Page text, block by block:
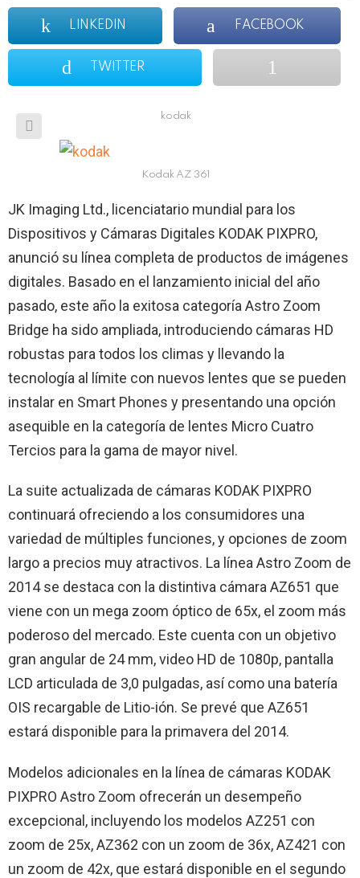
LINKEDIN FACEBOOK
TWITTER
kodak
Kodak AZ 361
JK Imaging Ltd., licenciatario mundial para los
Dispositivos y Cámaras Digitales KODAK PIXPRO,
anunció su línea completa de productos de imágenes
digitales. Basado en el lanzamiento inicial del año
pasado, este año la exitosa categoría Astro Zoom
Bridge ha sido ampliada, introduciendo cámaras HD
robustas para todos los climas y llevando la
tecnología al límite con nuevos lentes que se pueden
instalar en Smart Phones y presentando una opción
asequible en la categoría de lentes Micro Cuatro
Tercios para la gama de mayor nivel.
La suite actualizada de cámaras KODAK PIXPRO
continuará ofreciendo a los consumidores una
variedad de múltiples funciones, y opciones de zoom
largo a precios muy atractivos. La línea Astro Zoom de
2014 se destaca con la distintiva cámara AZ651 que
viene con un mega zoom óptico de 65x, el zoom más
poderoso del mercado. Este cuenta con un objetivo
gran angular de 24 mm, video HD de 1080p, pantalla
LCD articulada de 3,0 pulgadas, así como una batería
OIS recargable de Litio-ión. Se prevé que AZ651
estará disponible para la primavera del 2014.
Modelos adicionales en la línea de cámaras KODAK
PIXPRO Astro Zoom ofrecerán un desempeño
excepcional, incluyendo los modelos AZ251 con
zoom de 25x, AZ362 con un zoom de 36x, AZ421 con
un zoom de 42x, que estará disponible en el segundo